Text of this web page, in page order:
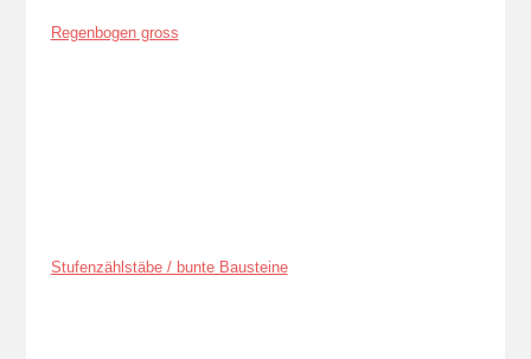
Regenbogen gross
Stufenzählstäbe / bunte Bausteine